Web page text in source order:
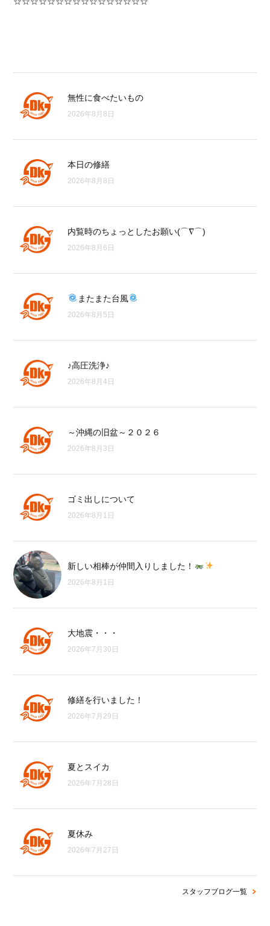
無性に食べたいもの
2026年8月8日
本日の修繕
2026年8月8日
内覧時のちょっとしたお願い(⌒∇⌒)
2026年8月6日
またまた台風
2026年8月5日
♪高圧洗浄♪
2026年8月4日
～沖縄の旧盆～２０２６
2026年8月3日
ゴミ出しについて
2026年8月1日
新しい相棒が仲間入りしました！
2026年8月1日
大地震・・・
2026年7月30日
修繕を行いました！
2026年7月29日
夏とスイカ
2026年7月28日
夏休み
2026年7月27日
スタッフブログ一覧